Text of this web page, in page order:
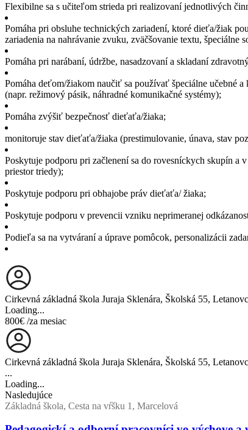
Flexibilne sa s učiteľom strieda pri realizovaní jednotlivých
Pomáha pri obsluhe technických zariadení, ktoré dieťa/žiak
zariadenia na nahrávanie zvuku, zväčšovanie textu, špeciálne
Pomáha pri narábaní, údržbe, nasadzovaní a skladaní
Pomáha deťom/žiakom naučiť sa používať špeciálne učebné
(napr. režimový pásik, náhradné komunikačné systémy);
Pomáha zvýšiť bezpečnosť dieťaťa/žiaka;
monitoruje stav dieťaťa/žiaka (prestimulovanie, únava, stav
Poskytuje podporu pri začlenení sa do rovesníckych skupín a
priestor triedy);
Poskytuje podporu pri obhajobe práv dieťaťa/ žiaka;
Poskytuje podporu v prevencii vzniku neprimeranej
Podieľa sa na vytváraní a úprave pomôcok, personalizácii
Cirkevná základná škola Juraja Sklenára, Školská 55,
Loading...
800€ /za mesiac
Cirkevná základná škola Juraja Sklenára, Školská 55,
...
Loading...
Nasledujúce
Základná škola, Cesta na vŕšku 1, Marcelová